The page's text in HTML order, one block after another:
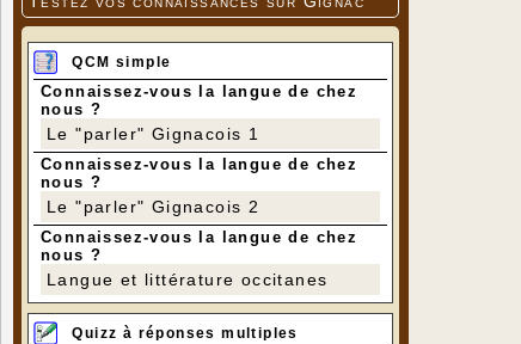
QCM simple
Connaissez-vous la langue de chez
nous ?
Le "parler" Gignacois 1
Connaissez-vous la langue de chez
nous ?
Le "parler" Gignacois 2
Connaissez-vous la langue de chez
nous ?
Langue et littérature occitanes
Quizz à réponses multiples